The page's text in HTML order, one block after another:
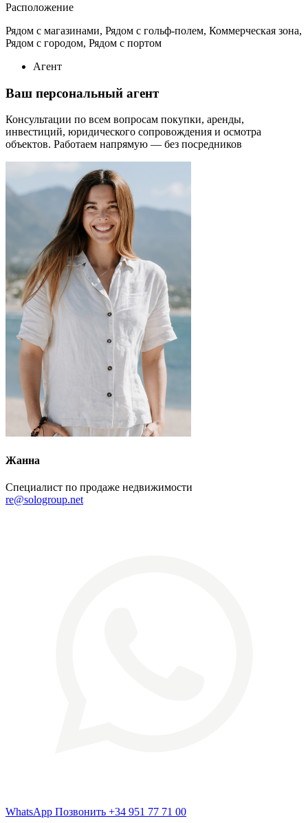
Расположение
Рядом с магазинами, Рядом с гольф-полем, Коммерческая зона,
Рядом с городом, Рядом с портом
Агент
Ваш персональный агент
Консультации по всем вопросам покупки, аренды,
инвестиций, юридического сопровождения и осмотра
объектов. Работаем напрямую — без посредников
Жанна
Специалист по продаже недвижимости
re@sologroup.net
WhatsApp Позвонить +34 951 77 71 00